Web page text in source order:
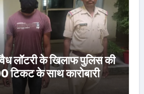
लॉटरी के खिलाफ पुलिस की
टिकट के साथ कारोबारी